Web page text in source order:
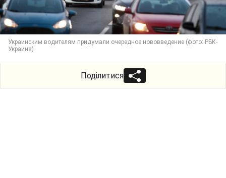
Украинским водителям придумали очередное нововведение (фото: РБК-
Украина)
Поділитися